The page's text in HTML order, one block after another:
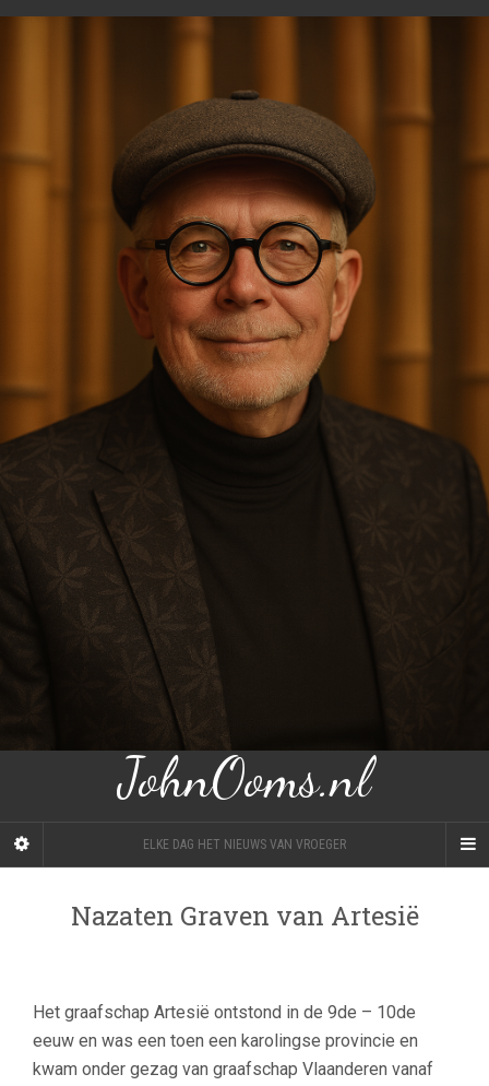
JohnOoms.nl
ELKE DAG HET NIEUWS VAN VROEGER
Nazaten Graven van Artesië
Het graafschap Artesië ontstond in de 9de – 10de
eeuw en was een toen een karolingse provincie en
kwam onder gezag van graafschap Vlaanderen vanaf